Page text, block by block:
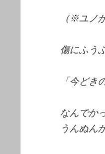
（※ユノ
傷にふう
「今ど
なんでか
うんぬん